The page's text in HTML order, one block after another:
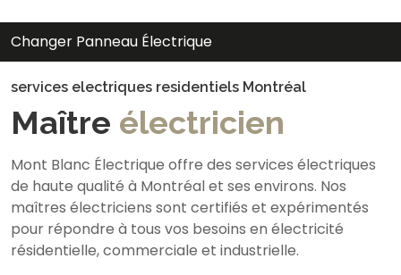
Changer Panneau Électrique
services electriques residentiels Montréal
Maître électricien
Mont Blanc Électrique offre des services électriques
de haute qualité à Montréal et ses environs. Nos
maîtres électriciens sont certifiés et expérimentés
pour répondre à tous vos besoins en électricité
résidentielle, commerciale et industrielle.